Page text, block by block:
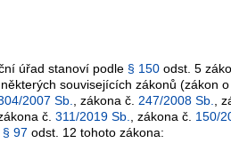
úřad stanoví podle § 150 odst. 5
souvisejících zákonů (zákon
2007 Sb. , zákona č. 247/2008 Sb.
,
zákona č. 311/2019 Sb. , zákona č. 150/
§ 97 odst. 12 tohoto zákona:náhrady